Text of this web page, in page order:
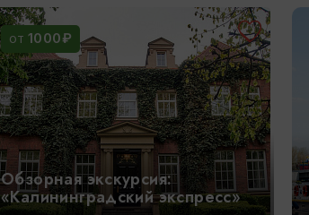
ОТ 1000₽
Обзорная экскурсия:
«Калининградский экспресс»